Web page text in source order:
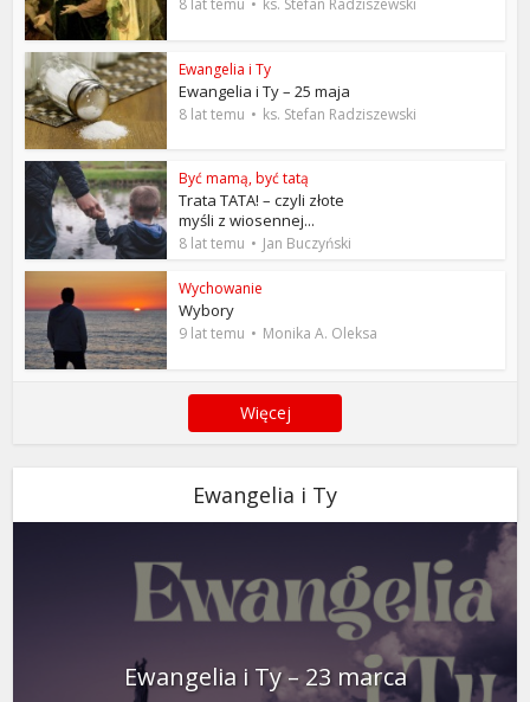
Ewangelia i Ty
Ewangelia i Ty – 25 maja
8 lat temu ks. Stefan Radziszewski
Być mamą, być tatą
Trata TATA! – czyli złote
myśli z wiosennej...
8 lat temu Jan Buczyński
Wychowanie
Wybory
9 lat temu Monika A. Oleksa
Więcej
Ewangelia i Ty
Ewangelia i Ty – 23 marca